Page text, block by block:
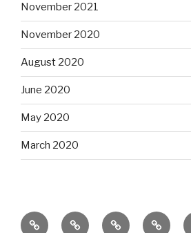
November 2021
November 2020
August 2020
June 2020
May 2020
March 2020
Quem
CalendárioCalendárioCursos: